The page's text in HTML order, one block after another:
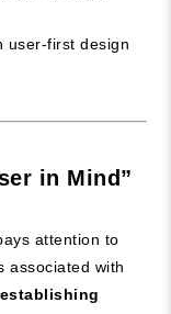
user-first design
in Mind”
attention to
associated with
establishing